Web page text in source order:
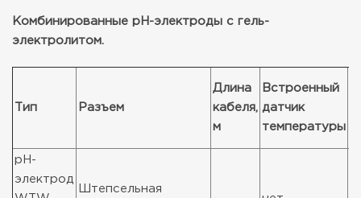
Комбинированные pH-электроды с гель-
электролитом.
Тип Разъем
Длина
кабеля,
м
Встроенный
датчик
температуры
pH-
электрод
Штепсельная